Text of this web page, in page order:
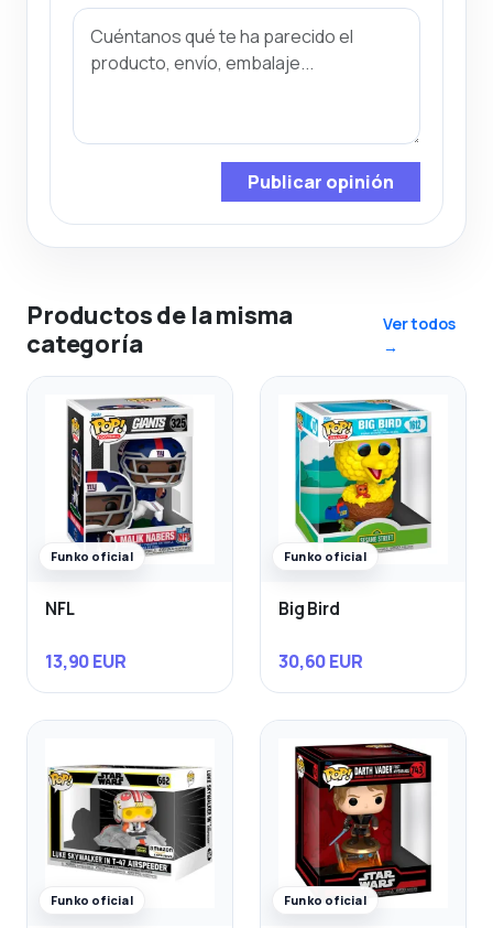
Publicar opinión
Productos de la misma
categoría
Ver todos
→
Funko oficial
NFL
13,90 EUR
Funko oficial
Big Bird
30,60 EUR
Funko oficial Funko oficial